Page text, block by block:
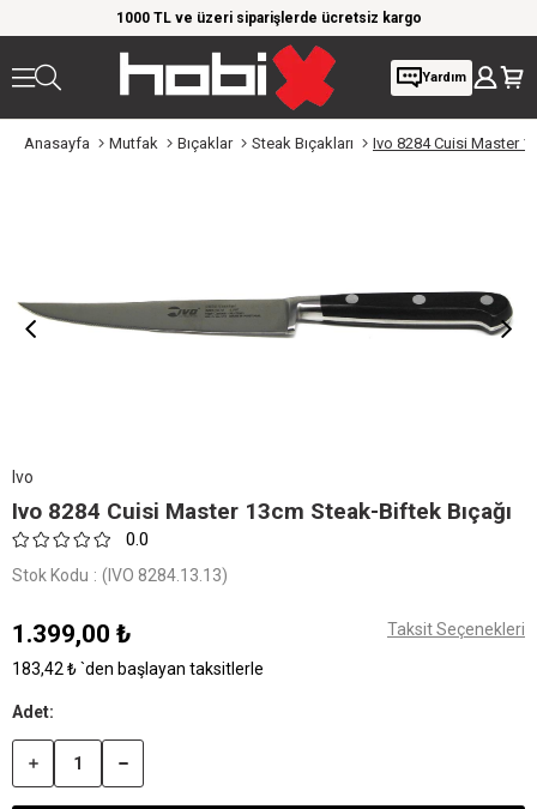
1000 TL ve üzeri siparişlerde ücretsiz kargo
Yardım
Anasayfa Mutfak Bıçaklar Steak Bıçakları Ivo 8284 Cuisi Master
Ivo
Ivo 8284 Cuisi Master 13cm Steak-Biftek Bıçağı
0.0
Stok Kodu (IVO 8284.13.13)
1.399,00 ₺ Taksit Seçenekleri
183,42 ₺`den başlayan taksitlerle